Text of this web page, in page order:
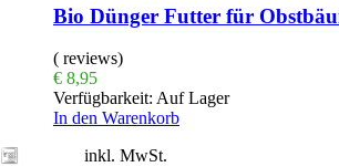
Bio Dünger Futter für
( reviews)
€ 8,95
Verfügbarkeit: Auf Lager
In den Warenkorb
inkl. MwSt.